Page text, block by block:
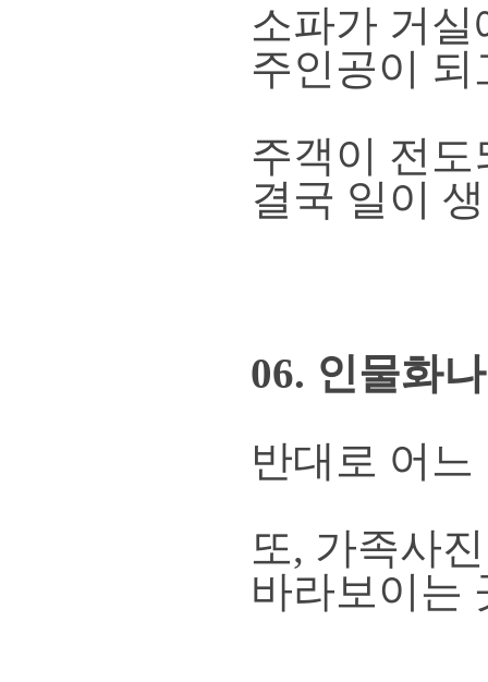
소파가 거
주인공이
주객이 전
결국 일이
06. 인물화
반대로 어
또, 가족사
바라보이는